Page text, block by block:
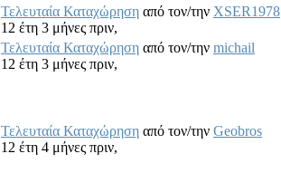
Τελευταία Καταχώρηση από τον/την XSER1978
12 έτη 3 μήνες πριν,
Τελευταία Καταχώρηση από τον/την michail
12 έτη 3 μήνες πριν,
Τελευταία Καταχώρηση από τον/την Geobros
12 έτη 4 μήνες πριν,